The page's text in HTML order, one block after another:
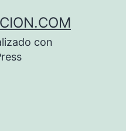
con